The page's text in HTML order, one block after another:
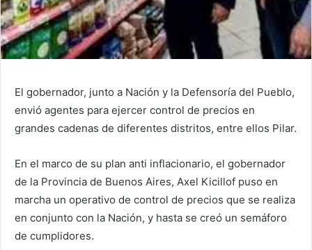
El gobernador, junto a Nación y la Defensoría del Pueblo,
envió agentes para ejercer control de precios en
grandes cadenas de diferentes distritos, entre ellos Pilar.
En el marco de su plan anti inflacionario, el gobernador
de la Provincia de Buenos Aires, Axel Kicillof puso en
marcha un operativo de control de precios que se realiza
en conjunto con la Nación, y hasta se creó un semáforo
de cumplidores.